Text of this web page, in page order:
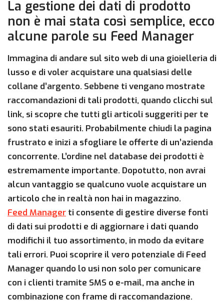
La gestione dei dati di prodotto
non è mai stata così semplice, ecco
alcune parole su Feed Manager
Immagina di andare sul sito web di una gioielleria di
lusso e di voler acquistare una qualsiasi delle
collane d’argento. Sebbene ti vengano mostrate
raccomandazioni di tali prodotti, quando clicchi sul
link, si scopre che tutti gli articoli suggeriti per te
sono stati esauriti. Probabilmente chiudi la pagina
frustrato e inizi a sfogliare le offerte di un’azienda
concorrente. L’ordine nel database dei prodotti è
estremamente importante. Dopotutto, non avrai
alcun vantaggio se qualcuno vuole acquistare un
articolo che in realtà non hai in magazzino.
Feed Manager ti consente di gestire diverse fonti
di dati sui prodotti e di aggiornare i dati quando
modifichi il tuo assortimento, in modo da evitare
tali errori. Puoi scoprire il vero potenziale di Feed
Manager quando lo usi non solo per comunicare
con i clienti tramite SMS o e-mail, ma anche in
combinazione con frame di raccomandazione.